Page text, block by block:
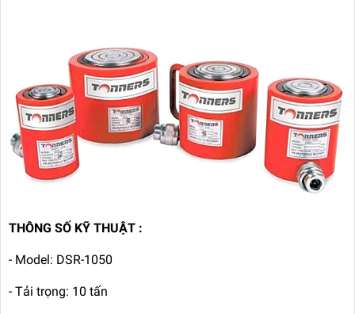
THÔNG SỐ KỸ THUẬT :
- Model: DSR-1050
- Tải trọng: 10 tấn